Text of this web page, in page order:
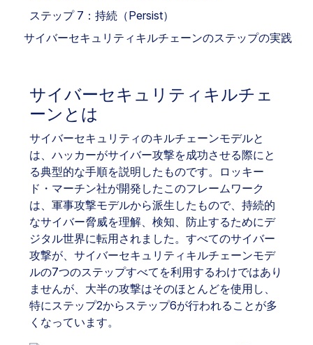
ステップ 7：持続（Persist）
サイバーセキュリティキルチェーンのステップの実践
サイバーセキュリティキルチェ
ーンとは
サイバーセキュリティのキルチェーンモデルと
は、ハッカーがサイバー攻撃を成功させる際にと
る典型的な手順を説明したものです。ロッキー
ド・マーチン社が開発したこのフレームワーク
は、軍事攻撃モデルから派生したもので、持続的
なサイバー脅威を理解、検知、防止するためにデ
ジタル世界に転用されました。すべてのサイバー
攻撃が、サイバーセキュリティキルチェーンモデ
ルの7つのステップすべてを利用するわけではあり
ませんが、大半の攻撃はそのほとんどを使用し、
特にステップ2からステップ6が行われることが多
くなっています。